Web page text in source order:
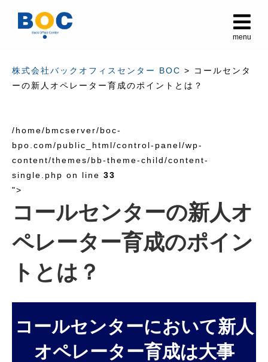
メ
menu
株式会社バックオフィスセンター BOC >
コールセンタ
ーの新人オペレーター育成のポイントとは？
/home/bmcserver/boc-
bpo.com/public_html/control-panel/wp-
content/themes/bb-theme-child/content-
single.php on line 33
">
コールセンターの新人オ
ペレーター育成のポイン
トとは？
コールセンターにおいて新人
オペレーター育成は大事